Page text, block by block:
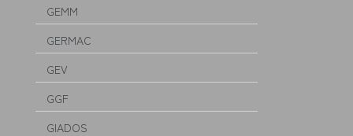
GEMM
GERMAC
GEV
GGF
GIADOS